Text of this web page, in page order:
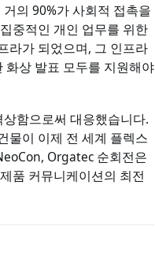
의 90%가 사회적 접촉을
중적인 개인 업무를 위한
라가 되었으며, 그 인프라
화상 발표 모두를 지원해야
함으로써 대응했습니다.
물이 이제 전 세계 플렉스
Orgatec 순회전은
품 커뮤니케이션의 최전